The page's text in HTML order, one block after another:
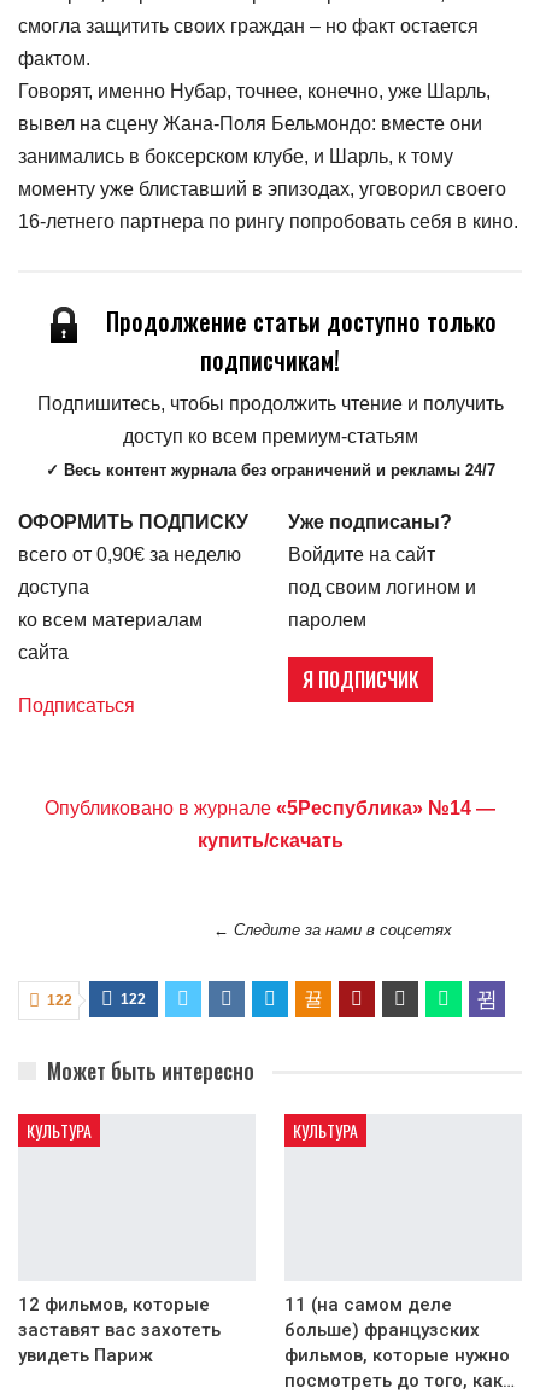
смогла защитить своих граждан – но факт остается
фактом.
Говорят, именно Нубар, точнее, конечно, уже Шарль,
вывел на сцену Жана-Поля Бельмондо: вместе они
занимались в боксерском клубе, и Шарль, к тому
моменту уже блиставший в эпизодах, уговорил своего
16-летнего партнера по рингу попробовать себя в кино.
Продолжение статьи доступно только
подписчикам!
Подпишитесь, чтобы продолжить чтение и получить
доступ ко всем премиум-статьям
✓ Весь контент журнала без ограничений и рекламы 24/7
ОФОРМИТЬ ПОДПИСКУ
всего от 0,90€ за неделю
доступа
ко всем материалам
сайта
Подписаться
Уже подписаны?
Войдите на сайт
под своим логином и
паролем
Я ПОДПИСЧИК
Опубликовано в журнале «5Республика» №14 —
купить/скачать
← Следите за нами в соцсетях
122 122
Может быть интересно
КУЛЬТУРА
12 фильмов, которые
заставят вас захотеть
увидеть Париж
КУЛЬТУРА
11 (на самом деле
больше) французских
фильмов, которые нужно
посмотреть до того, как…